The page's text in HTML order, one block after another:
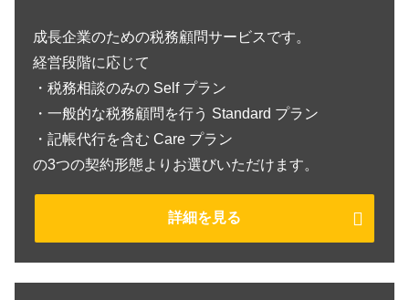
成長企業のための税務顧問サービスです。
経営段階に応じて
・税務相談のみの Self プラン
・一般的な税務顧問を行う Standard プラン
・記帳代行を含む Care プラン
の3つの契約形態よりお選びいただけます。
詳細を見る